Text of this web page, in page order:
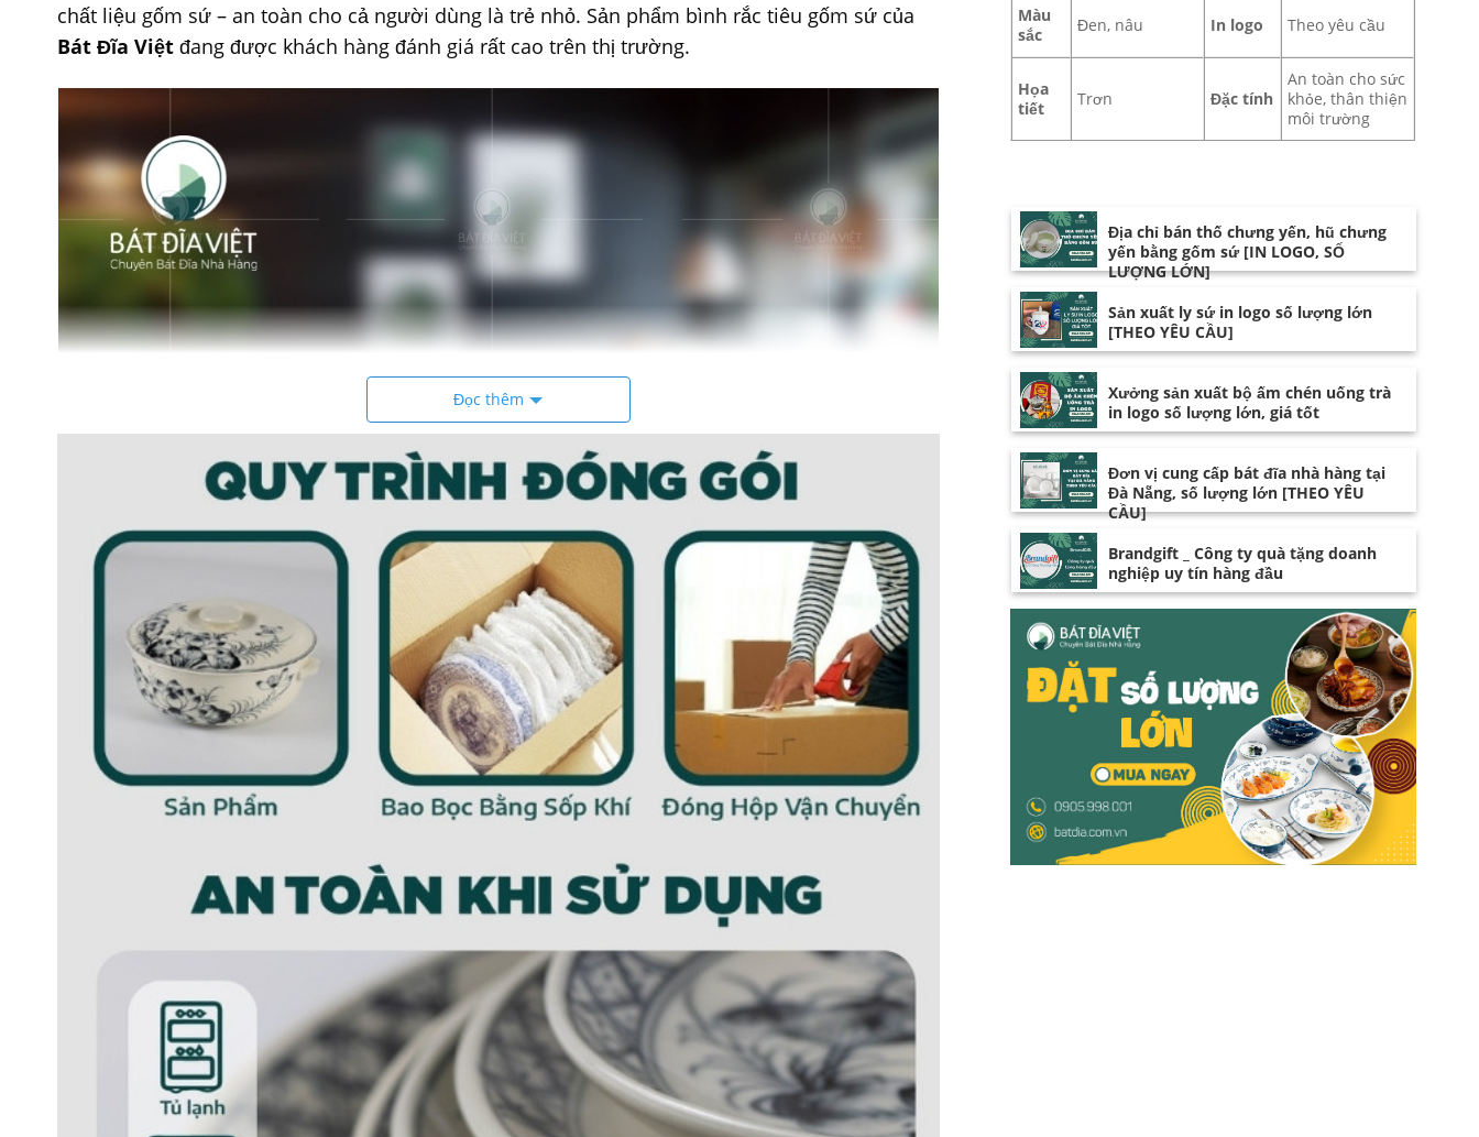
chất liệu gốm sứ – an toàn cho cả người dùng là trẻ nhỏ. Sản phẩm bình rắc tiêu gốm sứ của
Bát Đĩa Việtđang được khách hàng đánh giá rất cao trên thị trường.
Bình rắc tiêu men nâu
Đặc điểm sản phẩm
Bình rắc tiêu 3 lỗ men nâu gốm sứ Bát Tràngđược trau chuốt bởi chính người thợ gốm Bát
Đọc thêm
Màu
sắc
Đen, nâu In logo Theo yêu cầu
Họa
tiết
Trơn Đặc tính
An toàn cho sức
khỏe, thân thiện
môi trường
Địa chỉ bán thố chưng yến, hũ chưng
yến bằng gốm sứ [IN LOGO, SỐ
LƯỢNG LỚN]
Sản xuất ly sứ in logo số lượng lớn
[THEO YÊU CẦU]
Xưởng sản xuất bộ ấm chén uống trà
in logo số lượng lớn, giá tốt
Đơn vị cung cấp bát đĩa nhà hàng tại
Đà Nẵng, số lượng lớn [THEO YÊU
CẦU]
Brandgift _ Công ty quà tặng doanh
nghiệp uy tín hàng đầu